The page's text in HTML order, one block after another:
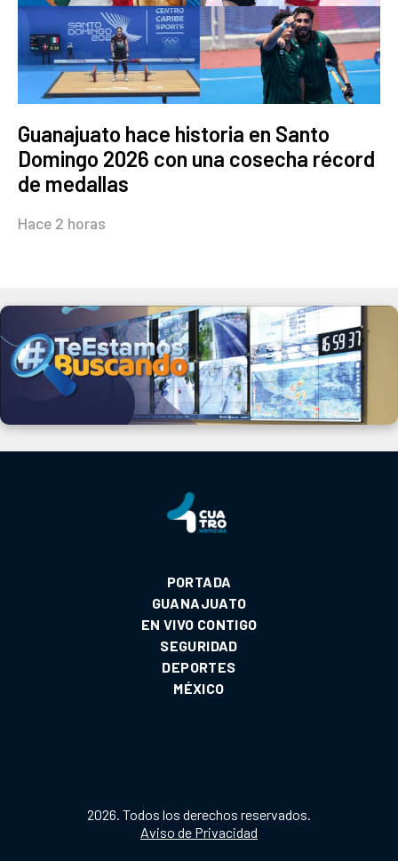
Guanajuato hace historia en Santo
Domingo 2026 con una cosecha récord
de medallas
Hace 2 horas
PORTADA
GUANAJUATO
EN VIVO CONTIGO
SEGURIDAD
DEPORTES
MÉXICO
2026. Todos los derechos reservados.
Aviso de Privacidad